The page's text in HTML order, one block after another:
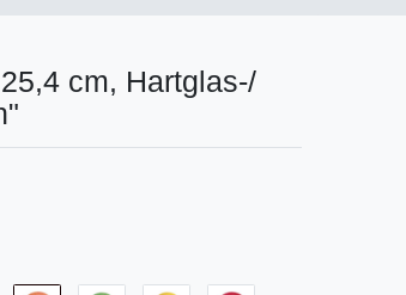
cm, Hartglas-/